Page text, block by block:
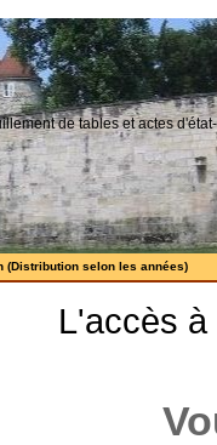
de tables et actes
(Distribution selon les années)
L'accès